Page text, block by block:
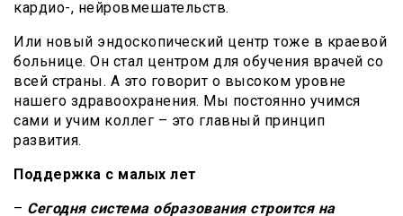
кардио-, нейровмешательств.
Или новый эндоскопический центр тоже в краевой
больнице. Он стал центром для обучения врачей со
всей страны. А это говорит о высоком уровне
нашего здравоохранения. Мы постоянно учимся
сами и учим коллег – это главный принцип
развития.
Поддержка с малых лет
– Сегодня система образования строится на